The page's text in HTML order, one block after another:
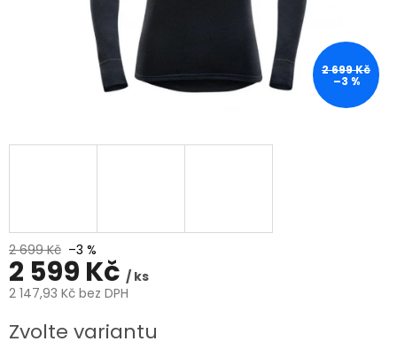
2 699 Kč
–3 %
2 699 Kč –3 %
2 599 Kč / ks
2 147,93 Kč bez DPH
cena:
Zvolte variantu